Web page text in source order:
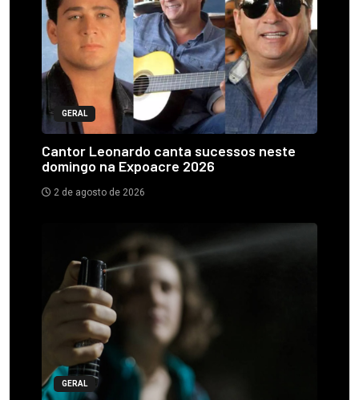
GERAL
Cantor Leonardo canta sucessos neste
domingo na Expoacre 2026
2 de agosto de 2026
GERAL